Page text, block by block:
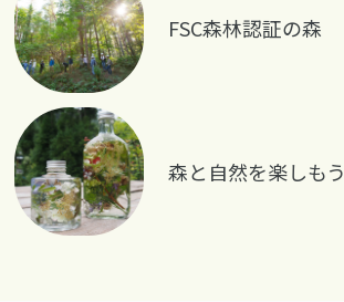
FSC森林認証の森
森と自然を楽しもう